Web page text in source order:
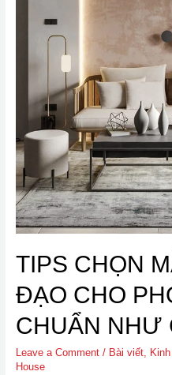
TIPS CHỌN
ĐẠO CHO
CHUẨN NHƯ
Leave a Comment / Bài viết,
House